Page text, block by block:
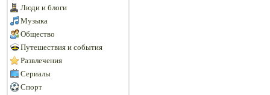
Люди и блоги
Музыка
Общество
Путешествия и события
Развлечения
Сериалы
Спорт